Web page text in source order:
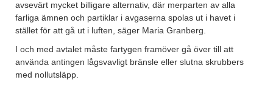
avsevärt mycket billigare alternativ, där merparten av alla
farliga ämnen och partiklar i avgaserna spolas ut i havet i
stället för att gå ut i luften, säger Maria Granberg.
I och med avtalet måste fartygen framöver gå över till att
använda antingen lågsvavligt bränsle eller slutna skrubbers
med nollutsläpp.